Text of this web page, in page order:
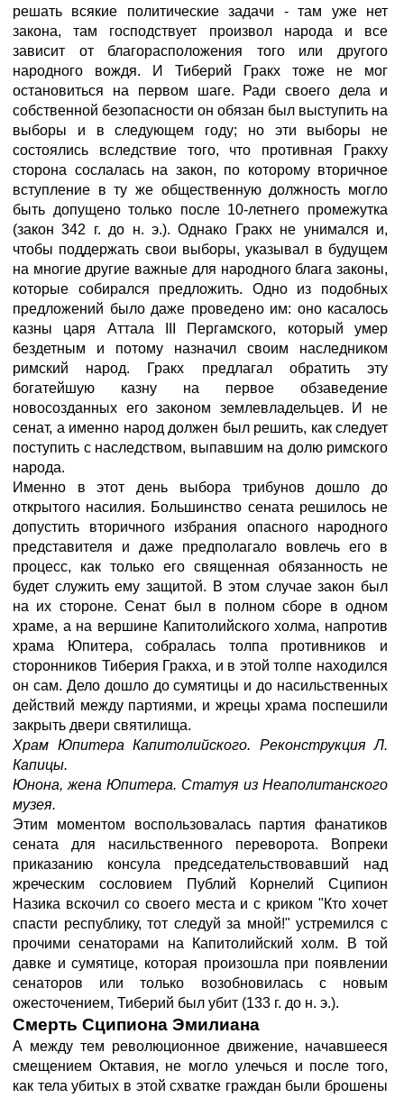
решать всякие политические задачи - там уже нет
закона, там господствует произвол народа и все
зависит от благорасположения того или другого
народного вождя. И Тиберий Гракх тоже не мог
остановиться на первом шаге. Ради своего дела и
собственной безопасности он обязан был выступить на
выборы и в следующем году; но эти выборы не
состоялись вследствие того, что противная Гракху
сторона сослалась на закон, по которому вторичное
вступление в ту же общественную должность могло
быть допущено только после 10-летнего промежутка
(закон 342 г. до н. э.). Однако Гракх не унимался и,
чтобы поддержать свои выборы, указывал в будущем
на многие другие важные для народного блага законы,
которые собирался предложить. Одно из подобных
предложений было даже проведено им: оно касалось
казны царя Аттала III Пергамского, который умер
бездетным и потому назначил своим наследником
римский народ. Гракх предлагал обратить эту
богатейшую казну на первое обзаведение
новосозданных его законом землевладельцев. И не
сенат, а именно народ должен был решить, как следует
поступить с наследством, выпавшим на долю римского
народа.
Именно в этот день выбора трибунов дошло до
открытого насилия. Большинство сената решилось не
допустить вторичного избрания опасного народного
представителя и даже предполагало вовлечь его в
процесс, как только его священная обязанность не
будет служить ему защитой. В этом случае закон был
на их стороне. Сенат был в полном сборе в одном
храме, а на вершине Капитолийского холма, напротив
храма Юпитера, собралась толпа противников и
сторонников Тиберия Гракха, и в этой толпе находился
он сам. Дело дошло до сумятицы и до насильственных
действий между партиями, и жрецы храма поспешили
закрыть двери святилища.
Храм Юпитера Капитолийского. Реконструкция Л.
Капицы.
Юнона, жена Юпитера. Статуя из Неаполитанского
музея.
Этим моментом воспользовалась партия фанатиков
сената для насильственного переворота. Вопреки
приказанию консула председательствовавший над
жреческим сословием Публий Корнелий Сципион
Назика вскочил со своего места и с криком "Кто хочет
спасти республику, тот следуй за мной!" устремился с
прочими сенаторами на Капитолийский холм. В той
давке и сумятице, которая произошла при появлении
сенаторов или только возобновилась с новым
ожесточением, Тиберий был убит (133 г. до н. э.).
Смерть Сципиона Эмилиана
А между тем революционное движение, начавшееся
смещением Октавия, не могло улечься и после того,
как тела убитых в этой схватке граждан были брошены